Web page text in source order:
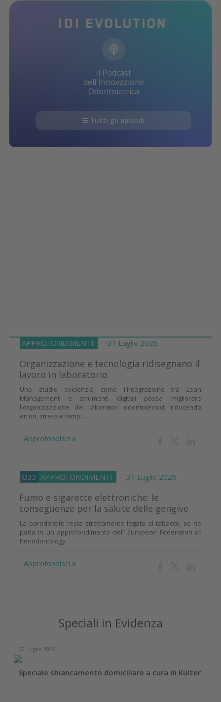
Il Podcast
dell'Innovazione
Odontoiatrica
Tutti gli episodi
APPROFONDIMENTI 31 Luglio 2026
Organizzazione e tecnologia ridisegnano il
lavoro in laboratorio
Uno studio evidenzia come l'integrazione tra Lean
Management e strumenti digitali possa migliorare
l'organizzazione dei laboratori odontotecnici, riducendo
errori, stress e tempi...
Approfondisci
O33 APPROFONDIMENTI 31 Luglio 2026
Fumo e sigarette elettroniche: le
conseguenze per la salute delle gengive
La parodontite resta strettamente legata al tabacco, se ne
parla in un approfondimento dell’ European Federation of
Periodontology
Approfondisci
Speciali in Evidenza
20 Luglio 2026
Speciale sbiancamento domiciliare a cura di Kulzer